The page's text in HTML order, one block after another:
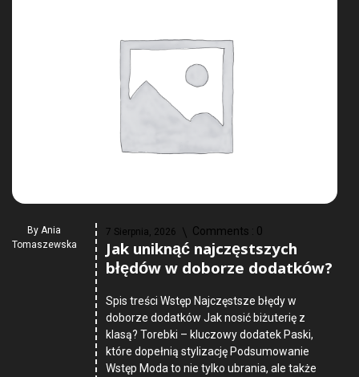
By Ania
Tomaszewska
7 Sierpnia, 2026 Comments : 0
Jak uniknąć najczęstszych
błędów w doborze dodatków?
Spis treści Wstęp Najczęstsze błędy w
doborze dodatków Jak nosić biżuterię z
klasą? Torebki – kluczowy dodatek Paski,
które dopełnią stylizację Podsumowanie
Wstęp Moda to nie tylko ubrania, ale także